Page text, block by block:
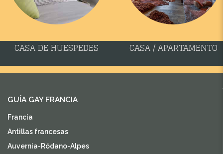
CASA DE HUESPEDES CASA / APARTAMENTO
GUÍA GAY FRANCIA
Francia
Antillas francesas
Auvernia-Ródano-Alpes